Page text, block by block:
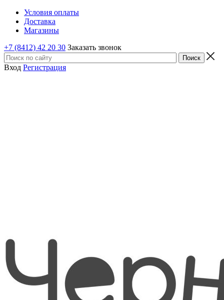
Условия оплаты
Доставка
Магазины
+7 (8412) 42 20 30 Заказать звонок
Вход Регистрация